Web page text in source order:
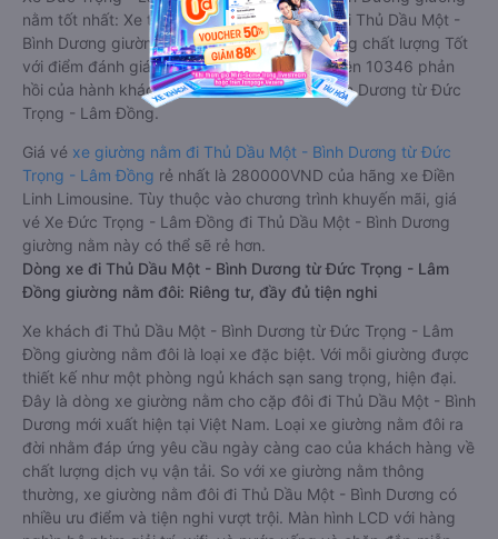
nằm tốt nhất: Xe từ Đức Trọng - Lâm Đồng đi Thủ Dầu Một -
Bình Dương giường nằm được đánh giá chung chất lượng Tốt
với điểm đánh giá trung bình từ 4.4/5 dựa trên 10346 phản
hồi của hành khách Xe về Thủ Dầu Một - Bình Dương từ Đức
Trọng - Lâm Đồng.
Giá vé xe giường nằm đi Thủ Dầu Một - Bình Dương từ Đức
Trọng - Lâm Đồng rẻ nhất là 280000VND của hãng xe Điền
Linh Limousine. Tùy thuộc vào chương trình khuyến mãi, giá
vé Xe Đức Trọng - Lâm Đồng đi Thủ Dầu Một - Bình Dương
giường nằm này có thể sẽ rẻ hơn.
Dòng xe đi Thủ Dầu Một - Bình Dương từ Đức Trọng - Lâm
Đồng giường nằm đôi: Riêng tư, đầy đủ tiện nghi
Xe khách đi Thủ Dầu Một - Bình Dương từ Đức Trọng - Lâm
Đồng giường nằm đôi là loại xe đặc biệt. Với mỗi giường được
thiết kế như một phòng ngủ khách sạn sang trọng, hiện đại.
Đây là dòng xe giường nằm cho cặp đôi đi Thủ Dầu Một - Bình
Dương mới xuất hiện tại Việt Nam. Loại xe giường nằm đôi ra
đời nhằm đáp ứng yêu cầu ngày càng cao của khách hàng về
chất lượng dịch vụ vận tải. So với xe giường nằm thông
thường, xe giường nằm đôi đi Thủ Dầu Một - Bình Dương có
nhiều ưu điểm và tiện nghi vượt trội. Màn hình LCD với hàng